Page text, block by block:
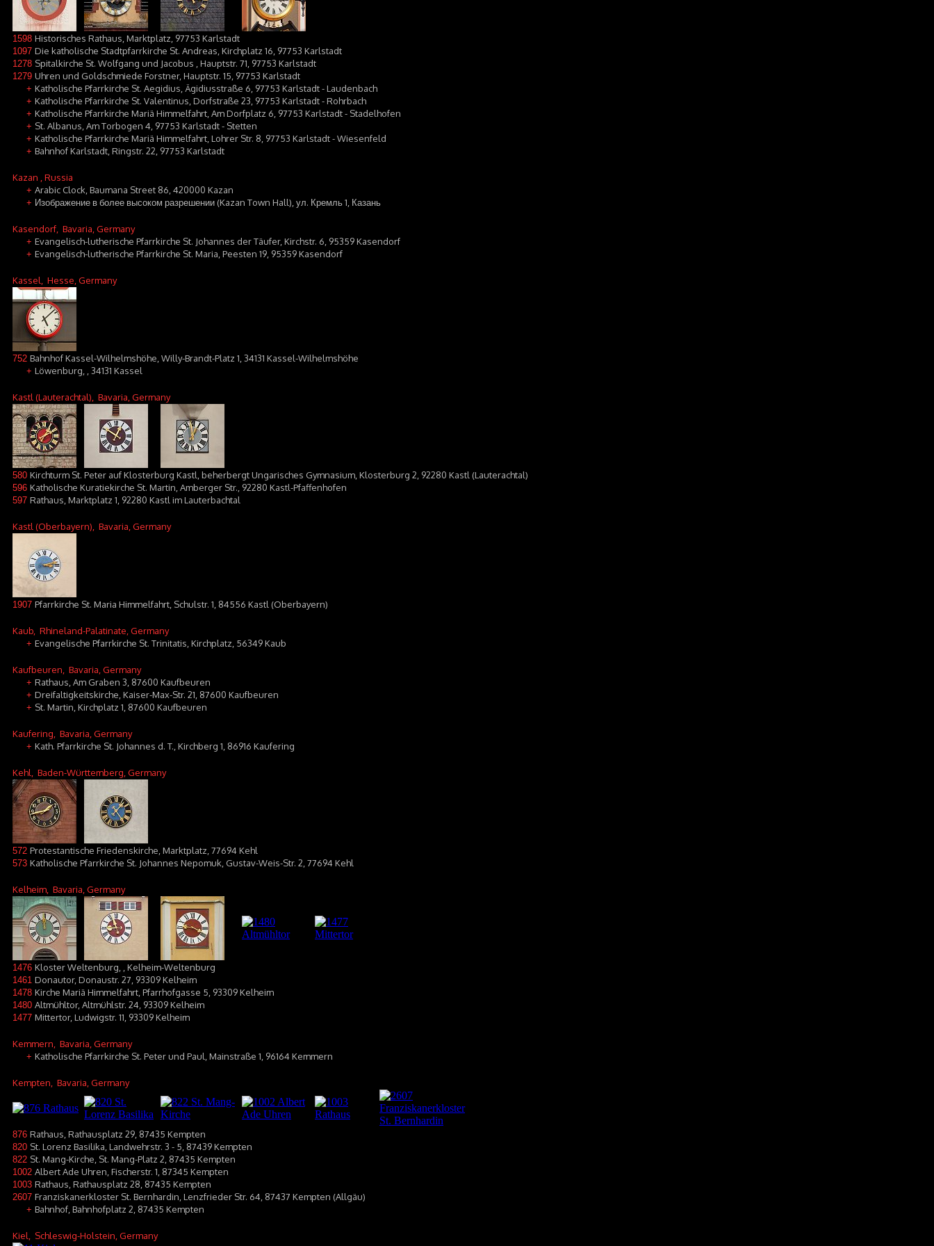
1598 Historisches Rathaus, Marktplatz, 97753 Karlstadt
1097 Die katholische Stadtpfarrkirche St. Andreas, Kirchplatz 16, 97753 Karlstadt
1278 Spitalkirche St. Wolfgang und Jacobus , Hauptstr. 71, 97753 Karlstadt
1279 Uhren und Goldschmiede Forstner, Hauptstr. 15, 97753 Karlstadt
+ Katholische Pfarrkirche St. Aegidius, Ägidiusstraße 6, 97753 Karlstadt - Laudenbach
+ Katholische Pfarrkirche St. Valentinus, Dorfstraße 23, 97753 Karlstadt - Rohrbach
+ Katholische Pfarrkirche Mariä Himmelfahrt, Am Dorfplatz 6, 97753 Karlstadt - Stadelhofen
+ St. Albanus, Am Torbogen 4, 97753 Karlstadt - Stetten
+ Katholische Pfarrkirche Mariä Himmelfahrt, Lohrer Str. 8, 97753 Karlstadt - Wiesenfeld
+ Bahnhof Karlstadt, Ringstr. 22, 97753 Karlstadt
Kazan , Russia
+ Arabic Clock, Baumana Street 86, 420000 Kazan
+ Изображение в более высоком разрешении (Kazan Town Hall), ул. Кремль 1, Казань
Kasendorf , Bavaria, Germany
+ Evangelisch-lutherische Pfarrkirche St. Johannes der Täufer, Kirchstr. 6, 95359 Kasendorf
+ Evangelisch-lutherische Pfarrkirche St. Maria, Peesten 19, 95359 Kasendorf
Kassel , Hesse, Germany
752 Bahnhof Kassel-Wilhelmshöhe, Willy-Brandt-Platz 1, 34131 Kassel-Wilhelmshöhe
+ Löwenburg, , 34131 Kassel
Kastl (Lauterachtal) , Bavaria, Germany
580 Kirchturm St. Peter auf Klosterburg Kastl, beherbergt Ungarisches Gymnasium, Klosterburg 2, 92280 Kastl (Lauterachtal)
596 Katholische Kuratiekirche St. Martin, Amberger Str., 92280 Kastl-Pfaffenhofen
597 Rathaus, Marktplatz 1, 92280 Kastl im Lauterbachtal
Kastl (Oberbayern) , Bavaria, Germany
1907 Pfarrkirche St. Maria Himmelfahrt, Schulstr. 1, 84556 Kastl (Oberbayern)
Kaub , Rhineland-Palatinate, Germany
+ Evangelische Pfarrkirche St. Trinitatis, Kirchplatz, 56349 Kaub
Kaufbeuren , Bavaria, Germany
+ Rathaus, Am Graben 3, 87600 Kaufbeuren
+ Dreifaltigkeitskirche, Kaiser-Max-Str. 21, 87600 Kaufbeuren
+ St. Martin, Kirchplatz 1, 87600 Kaufbeuren
Kaufering , Bavaria, Germany
+ Kath. Pfarrkirche St. Johannes d. T., Kirchberg 1, 86916 Kaufering
Kehl , Baden-Württemberg, Germany
572 Protestantische Friedenskirche, Marktplatz, 77694 Kehl
573 Katholische Pfarrkirche St. Johannes Nepomuk, Gustav-Weis-Str. 2, 77694 Kehl
Kelheim , Bavaria, Germany
1476 Kloster Weltenburg, , Kelheim-Weltenburg
1461 Donautor, Donaustr. 27, 93309 Kelheim
1478 Kirche Mariä Himmelfahrt, Pfarrhofgasse 5, 93309 Kelheim
1480 Altmühltor, Altmühlstr. 24, 93309 Kelheim
1477 Mittertor, Ludwigstr. 11, 93309 Kelheim
Kemmern , Bavaria, Germany
+ Katholische Pfarrkirche St. Peter und Paul, Mainstraße 1, 96164 Kemmern
Kempten , Bavaria, Germany
876 Rathaus, Rathausplatz 29, 87435 Kempten
820 St. Lorenz Basilika, Landwehrstr. 3 - 5, 87439 Kempten
822 St. Mang-Kirche, St. Mang-Platz 2, 87435 Kempten
1002 Albert Ade Uhren, Fischerstr. 1, 87345 Kempten
1003 Rathaus, Rathausplatz 28, 87435 Kempten
2607 Franziskanerkloster St. Bernhardin, Lenzfrieder Str. 64, 87437 Kempten (Allgäu)
+ Bahnhof, Bahnhofplatz 2, 87435 Kempten
Kiel , Schleswig-Holstein, Germany